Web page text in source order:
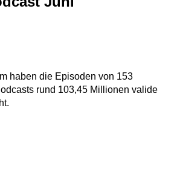
haben die Episoden von 153
rund 103,45 Millionen valide